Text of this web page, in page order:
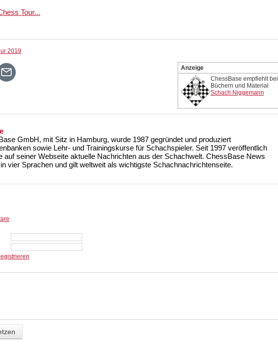
Tour...
2019
Anzeige
ChessBase empfiehlt bei
Büchern und Material
Schach Niggemann
GmbH, mit Sitz in Hamburg, wurde 1987 gegründet und produziert
sowie Lehr- und Trainingskurse für Schachspieler. Seit 1997 veröffentlich
auf seiner Webseite aktuelle Nachrichten aus der Schachwelt. ChessBase News
vier Sprachen und gilt weltweit als wichtigste Schachnachrichtenseite.